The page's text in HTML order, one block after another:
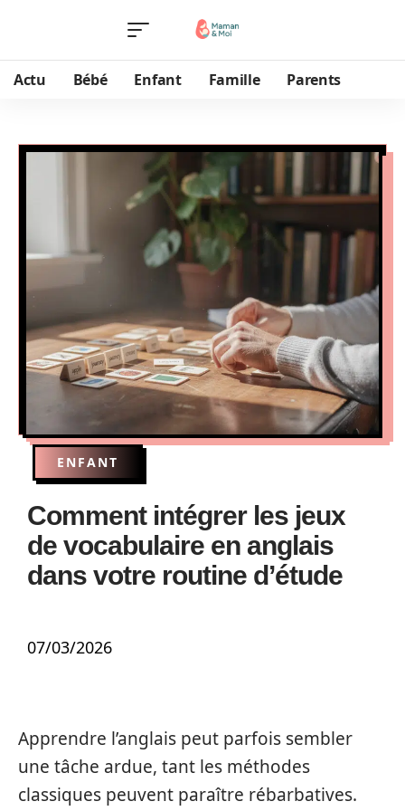
Actu Bébé Enfant Famille Parents
ENFANT
Comment intégrer les jeux
de vocabulaire en anglais
dans votre routine d’étude
07/03/2026
Apprendre l’anglais peut parfois sembler
une tâche ardue, tant les méthodes
classiques peuvent paraître rébarbatives.